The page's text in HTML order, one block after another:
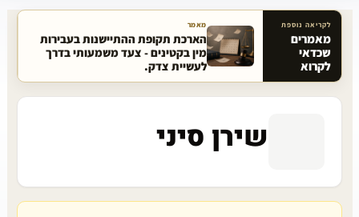
מאמרים קשורים באתר
לקריאה נוספת
מאמרים
שכדאי
לקרוא
מאמר
הארכת תקופת ההתיישנות בעבירות
מין בקטינים - צעד משמעותי בדרך
לעשיית צדק.
שירן סיני